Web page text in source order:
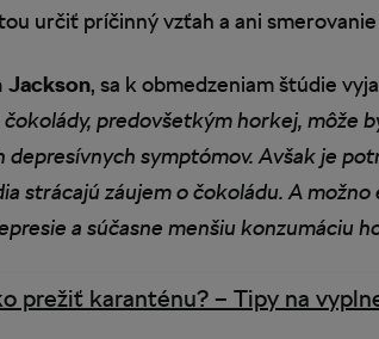
určiť príčinný vzťah a ani
Jackson, sa k obmedzeniam štúdie
predovšetkým horkej, môže
depresívnych symptómov. Avšak je
strácajú záujem o čokoládu. A
a súčasne menšiu konzumáciu
prežiť karanténu? – Tipy na